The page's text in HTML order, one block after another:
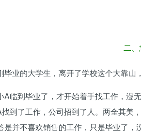
二
毕业的大学生，离开了学校这个大靠山
A临到毕业了，才开始着手找工作，漫
到了工作，公司招到了人。两全其美
是并不喜欢销售的工作，只是毕业了，